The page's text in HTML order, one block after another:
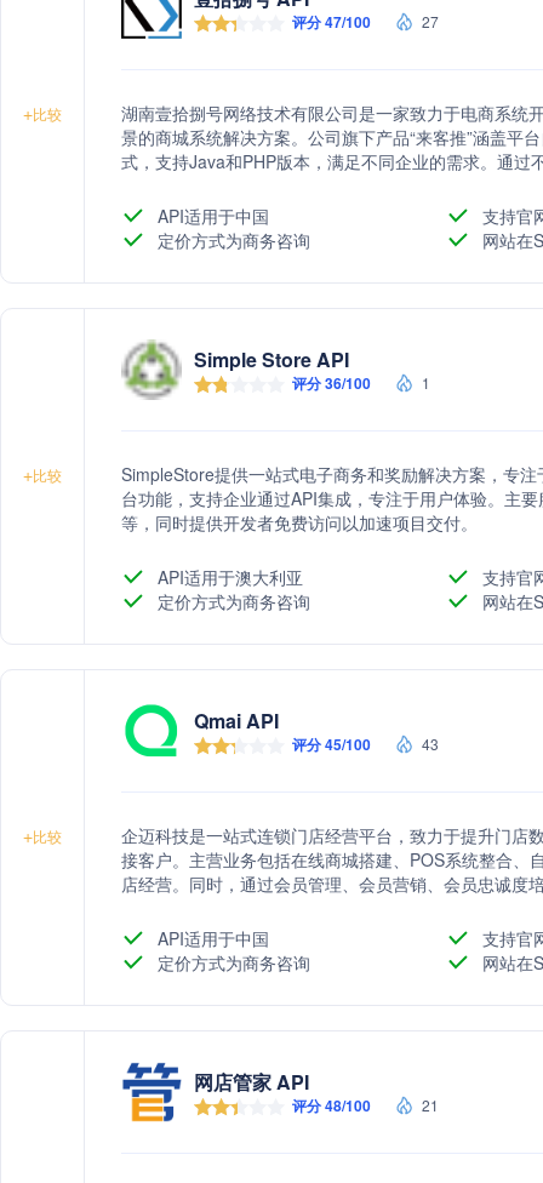
+比较
评分 47/100 27
湖南壹拾捌号网络技术有限公司是一家致力于电商系统
景的商城系统解决方案。公司旗下产品“来客推”涵盖平
式，支持Java和PHP版本，满足不同企业的需求。通
API适用于中国
支持官
定价方式为商务咨询
网站在
+比较
Simple Store API
评分 36/100 1
SimpleStore提供一站式电子商务和奖励解决方案，专
台功能，支持企业通过API集成，专注于用户体验。主
等，同时提供开发者免费访问以加速项目交付。
API适用于澳大利亚
支持官
定价方式为商务咨询
网站在
+比较
Qmai API
评分 45/100 43
企迈科技是一站式连锁门店经营平台，致力于提升门店
接客户。主营业务包括在线商城搭建、POS系统整合、
店经营。同时，通过会员管理、会员营销、会员忠诚度
API适用于中国
支持官
定价方式为商务咨询
网站在
网店管家 API
评分 48/100 21